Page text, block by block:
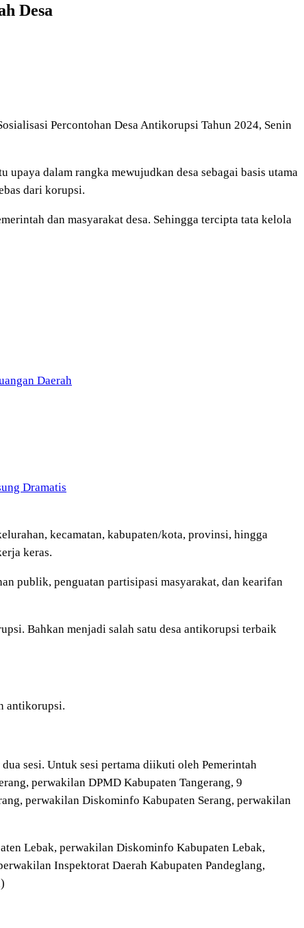
Desa
Percontohan Desa Antikorupsi Tahun 2024, Senin
dalam rangka mewujudkan desa sebagai basis utama
dari korupsi.
dan masyarakat desa. Sehingga tercipta tata kelola
Daerah
Dramatis
kecamatan, kabupaten/kota, provinsi, hingga
keras.
publik, penguatan partisipasi masyarakat, dan kearifan
Bahkan menjadi salah satu desa antikorupsi terbaik
antikorupsi.
sesi. Untuk sesi pertama diikuti oleh Pemerintah
perwakilan DPMD Kabupaten Tangerang, 9
perwakilan Diskominfo Kabupaten Serang, perwakilan
Lebak, perwakilan Diskominfo Kabupaten Lebak,
Inspektorat Daerah Kabupaten Pandeglang,